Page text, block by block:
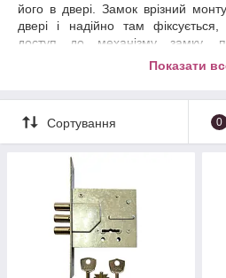
його в двері. Замок врізний
двері і надійно там
доступ до механізму замку,
експлуатації. При закритій двері,
Врізні замки розрізняються за
ньому механізму замикання:
Сувальдний тип механізму
Циліндровий тип механізму.
Показати
Сортування 0